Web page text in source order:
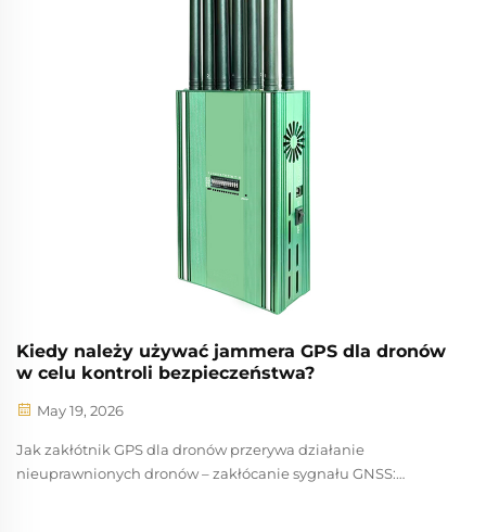
Kiedy należy używać jammera GPS dla dronów
w celu kontroli bezpieczeństwa?
May 19, 2026
Jak zakłótnik GPS dla dronów przerywa działanie
nieuprawnionych dronów – zakłócanie sygnału GNSS: